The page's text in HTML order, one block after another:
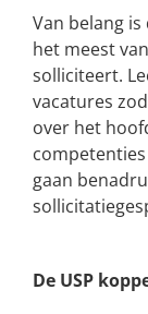
Van belang
het meest
solliciteert.
vacatures
over het
gaan
De USP